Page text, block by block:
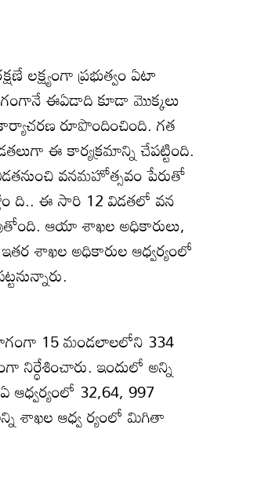
లక్ష్యంగా ప్రభుత్వం ఏటా
ఈఏడాది కూడా మొక్కలు
రూపొందించింది. గత
ఈ కార్యక్రమాన్ని చేపట్టింది.
వనమహోత్సవం పేరుతో
ది.. ఈ సారి 12 విడతలో వన
ఆయా శాఖల అధికారులు,
శాఖల అధికారుల ఆధ్వర్యంలో
15 మండలాలలోని 334
నిర్ధేశించారు. ఇందులో అన్ని
32,64, 997
శాఖల ఆధ్వ ర్యంలో మిగితా